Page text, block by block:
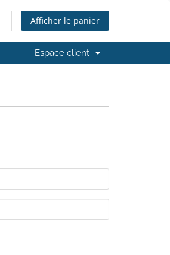
Afficher le panier
Espace client